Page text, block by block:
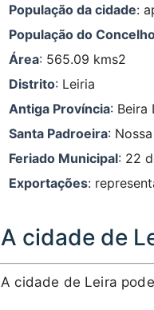
População da cidade:
População do
Área: 565.09 kms2
Distrito: Leiria
Antiga Província: Beira
Santa Padroeira:
Feriado Municipal: 22
Exportações:
A cidade de
A cidade de Leira